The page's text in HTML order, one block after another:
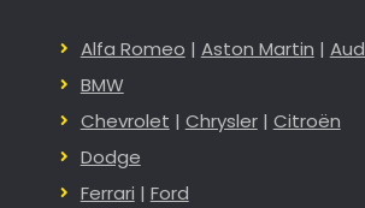
Alfa Romeo | Aston Martin |
BMW
Chevrolet | Chrysler| Citroën
Dodge
Ferrari | Ford